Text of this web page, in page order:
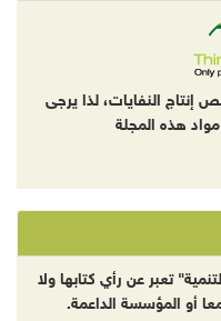
إنتاج النفايات، لذا يرجى
هذه المجلة
تعبر عن رأي كتابها ولا
أو المؤسسة الداعمة.